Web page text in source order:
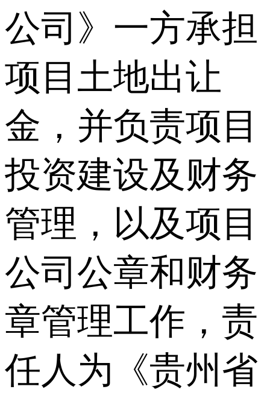
公司》一方承担
项目土地出让
金，并负责项目
投资建设及财务
管理，以及项目
公司公章和财务
章管理工作，责
任人为《贵州省